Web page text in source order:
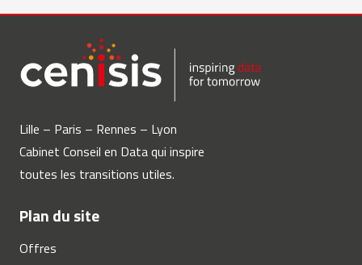
Lille – Paris – Rennes – Lyon
Cabinet Conseil en Data qui inspire
toutes les transitions utiles.
Plan du site
Offres